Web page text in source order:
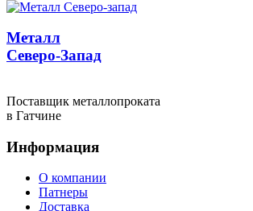
Металл
Северо-Запад
Поставщик металлопроката
в Гатчине
Информация
О компании
Патнеры
Доставка